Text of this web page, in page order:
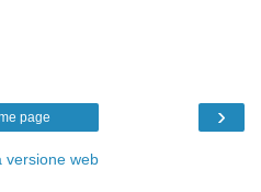
›
page
versione web